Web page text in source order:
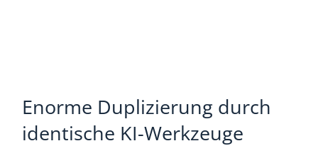
Enorme Duplizierung durch
identische KI-Werkzeuge